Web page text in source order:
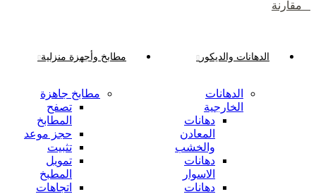
مقارنة
الدهانات والديكور
الدهانات
الخارجية
دهانات
المعادن
والخشب
دهانات
الاسوار
دهانات
مطابخ وأجهزة منزلية
مطابخ جاهزة
تصفح
المطابخ
حجز موعد
تثبيت
تمويل
المطبخ
اتجاهات